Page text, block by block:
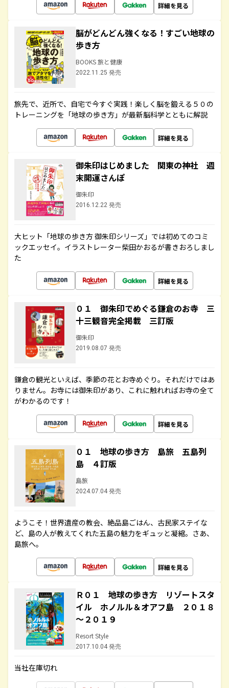
詳細を見る
脳がどんどん強くなる！すごい地球の
歩き方
BOOKS 旅と健康
2022.11.25 発売
旅先で、近所で、自宅で今すぐ実践！楽しく脳を鍛える５０の
トレーニングを「地球の歩き方」が最新脳科学とともに解説
詳細を見る
御朱印はじめました 関東の神社 週
末開運さんぽ
御朱印
2016.12.22 発売
大ヒット「地球の歩き方 御朱印シリーズ」では初めてのコミ
ックエッセイ。イラストレーター柴田かおるが書きおろしまし
た
詳細を見る
０１ 御朱印でめぐる鎌倉のお寺 三
十三観音完全掲載 三訂版
御朱印
2019.08.07 発売
鎌倉の観光といえば、季節の花とお寺めぐり。それだけではあ
りません。お寺には御朱印があり、これに触れればお寺の全て
がわかるのです！
詳細を見る
０１ 地球の歩き方 島旅 五島列
島 ４訂版
島旅
2024.07.04 発売
ようこそ！世界遺産の教会、絶品島ごはん、古民家ステイな
ど、島の人が教えてくれた五島の魅力をギュッと凝縮。さあ、
島旅へ。
詳細を見る
Ｒ０１ 地球の歩き方 リゾートスタ
イル ホノルル＆オアフ島 ２０１８
～２０１９
Resort Style
2017.10.04 発売
当社在庫切れ